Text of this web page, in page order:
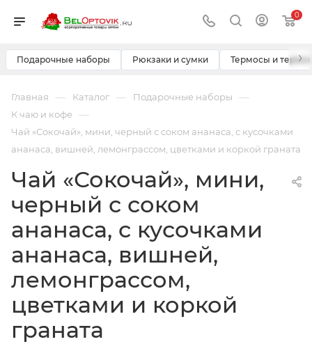
0
Подарочные наборы Рюкзаки и сумки Термосы и ›
Главная — Каталог — Подарочные наборы —
К чаю и кофе —
Чай «Сокочай», мини, черный с соком ананаса, с кусочками
ананаса, вишней, лемонграссом, цветками и коркой граната
Чай «Сокочай», мини,
черный с соком
ананаса, с кусочками
ананаса, вишней,
лемонграссом,
цветками и коркой
граната